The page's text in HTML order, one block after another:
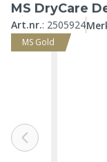
MS DryCare
Art.nr.: 2505924
MS Gold